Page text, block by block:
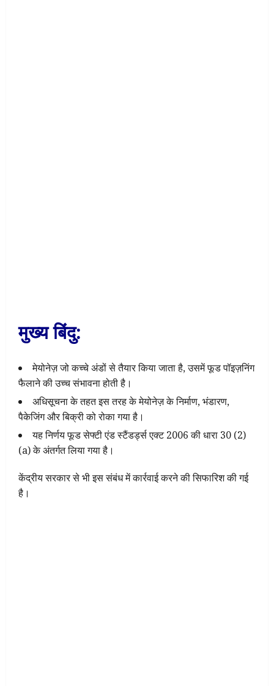
मुख्य बिंदु:
मेयोनेज़ जो कच्चे अंडों से तैयार किया जाता है, उसमें फूड पॉइज़निंग
फैलाने की उच्च संभावना होती है।
अधिसूचना के तहत इस तरह के मेयोनेज़ के निर्माण, भंडारण,
पैकेजिंग और बिक्री को रोका गया है।
यह निर्णय फूड सेफ्टी एंड स्टैंडर्ड्स एक्ट 2006 की धारा 30 (2)
(a) के अंतर्गत लिया गया है।
केंद्रीय सरकार से भी इस संबंध में कार्रवाई करने की सिफारिश की गई
है।